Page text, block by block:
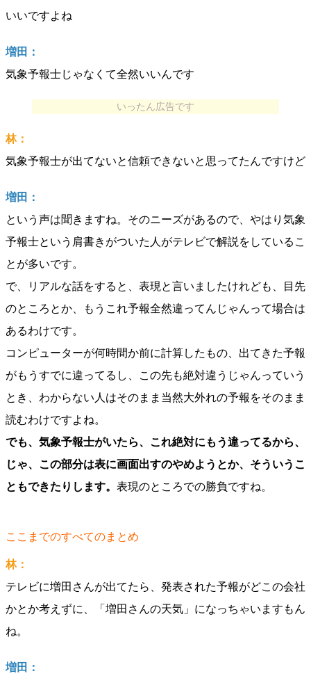
いいですよね
増田：
気象予報士じゃなくて全然いいんです
いったん広告です
林：
気象予報士が出てないと信頼できないと思ってたんですけど
増田：
という声は聞きますね。そのニーズがあるので、やはり気象
予報士という肩書きがついた人がテレビで解説をしているこ
とが多いです。
で、リアルな話をすると、表現と言いましたけれども、目先
のところとか、もうこれ予報全然違ってんじゃんって場合は
あるわけです。
コンピューターが何時間か前に計算したもの、出てきた予報
がもうすでに違ってるし、この先も絶対違うじゃんっていう
とき、わからない人はそのまま当然大外れの予報をそのまま
読むわけですよね。
でも、気象予報士がいたら、これ絶対にもう違ってるから、
じゃ、この部分は表に画面出すのやめようとか、そういうこ
ともできたりします。 表現のところでの勝負ですね。
ここまでのすべてのまとめ
林：
テレビに増田さんが出てたら、発表された予報がどこの会社
かとか考えずに、「増田さんの天気」になっちゃいますもん
ね。
増田：